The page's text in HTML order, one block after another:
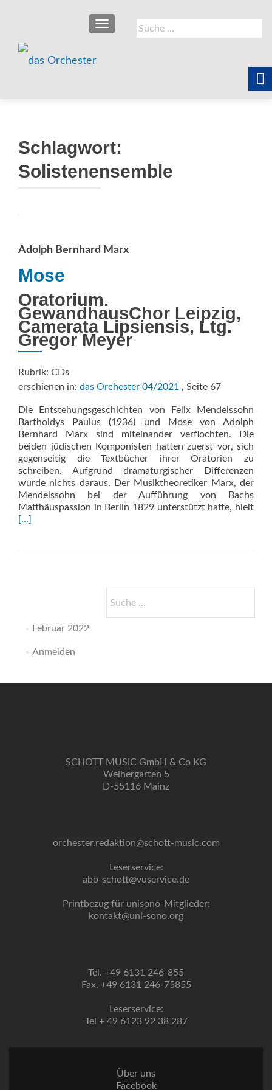
Suche
nach:
SCHALTE NAVIGATION
Schlagwort:
Solistenensemble
Adolph Bernhard Marx
Mose
Oratorium.
GewandhausChor Leipzig,
Camerata Lipsiensis, Ltg.
Gregor Meyer
Rubrik: CDs
erschienen in: das Orchester 04/2021 , Seite 67
Die Entstehungsgeschichten von Felix Mendelssohn
Bartholdys Paulus (1936) und Mose von Adolph
Bernhard Marx sind miteinander verflochten. Die
beiden jüdischen Komponisten hatten zuerst vor, sich
gegenseitig die Textbücher ihrer Oratorien zu
schreiben. Aufgrund dramaturgischer Differenzen
wurde nichts daraus. Der Musiktheoretiker Marx, der
Mendelssohn bei der Aufführung von Bachs
Matthäuspassion in Berlin 1829 unterstützt hatte, hielt
[…]
nach:
Februar 2022
Anmelden
SCHOTT MUSIC GmbH & Co KG
Weihergarten 5
D-55116 Mainz
orchester.redaktion@schott-music.com
Leserservice:
abo-schott@vuservice.de
Printbezug für unisono-Mitglieder:
kontakt@uni-sono.org
Tel. +49 6131 246-855
Fax. +49 6131 246-75855
Leserservice:
Tel + 49 6123 92 38 287
Über uns
Facebook